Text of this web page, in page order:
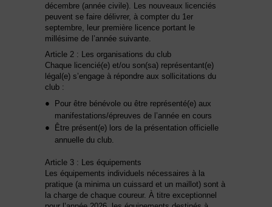
décembre (année civile). Les nouveaux licenciés
peuvent se faire délivrer, à compter du 1er
septembre, leur première licence portant le
millésime de l’année suivante.
Article 2 : Les organisations du club
Chaque licencié(e) et/ou son(sa) représentant(e)
légal(e) s’engage à répondre aux sollicitations du
club :
Pour être bénévole ou être représenté(e) aux
manifestations/épreuves de l’année en cours
Être présent(e) lors de la présentation officielle
annuelle du club.
Article 3 : Les équipements
Les équipements individuels nécessaires à la
pratique (a minima un cuissard et un maillot) sont à
la charge de chaque coureur. À titre exceptionnel